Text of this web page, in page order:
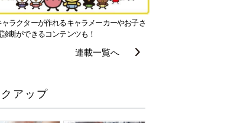
ラクターが作れるキャラメーカーやお子さ
断ができるコンテンツも！
連載一覧へ
アップ